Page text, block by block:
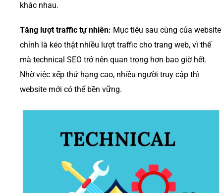
khác nhau.
Tăng lượt traffic tự nhiên: Mục tiêu sau cùng của website
chính là kéo thật nhiều lượt traffic cho trang web, vì thế
mà technical SEO trở nên quan trọng hơn bao giờ hết.
Nhờ việc xếp thứ hạng cao, nhiều người truy cập thì
website mới có thể bền vững.